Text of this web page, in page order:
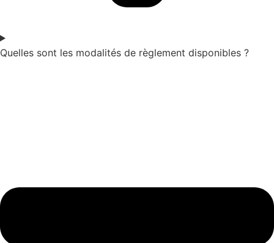
Quelles sont les modalités de règlement disponibles ?